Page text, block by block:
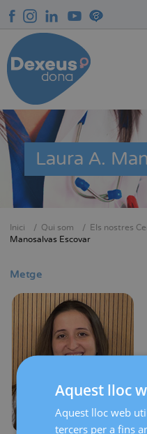
contingut
Laura A.
Fil
Inici Qui som Els nostres
Manosalvas Escovar
Metge
Aquest lloc
Aquest lloc web
tercers per a fins